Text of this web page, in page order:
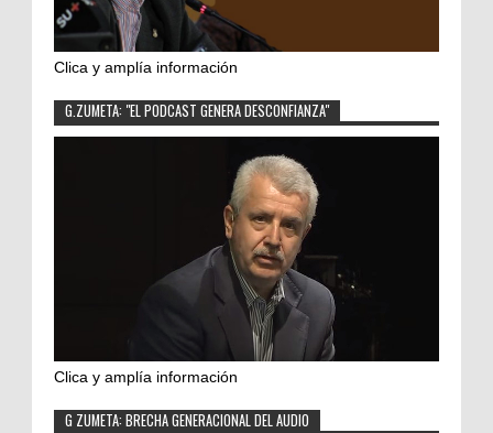
Clica y amplía información
G.ZUMETA: "EL PODCAST GENERA DESCONFIANZA"
Clica y amplía información
G ZUMETA: BRECHA GENERACIONAL DEL AUDIO